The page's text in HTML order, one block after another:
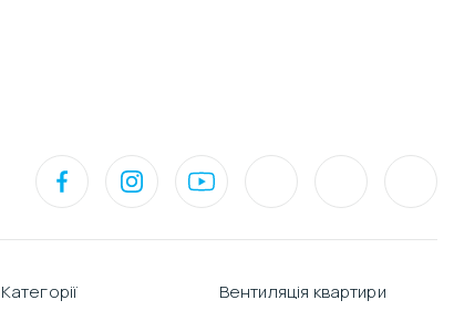
Категорії Вентиляція квартири